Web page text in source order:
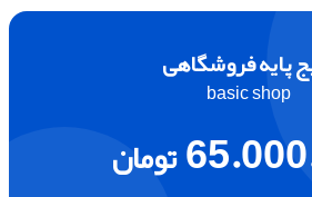
پایه فروشگاهی
basic shop
تومان